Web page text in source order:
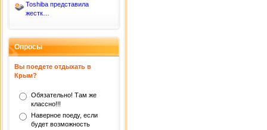
Toshiba представила
жестк…
Опросы
Вы поедете отдыхать в
Крым?
Обязательно! Там же
классно!!!
Наверное поеду, если
будет возможность